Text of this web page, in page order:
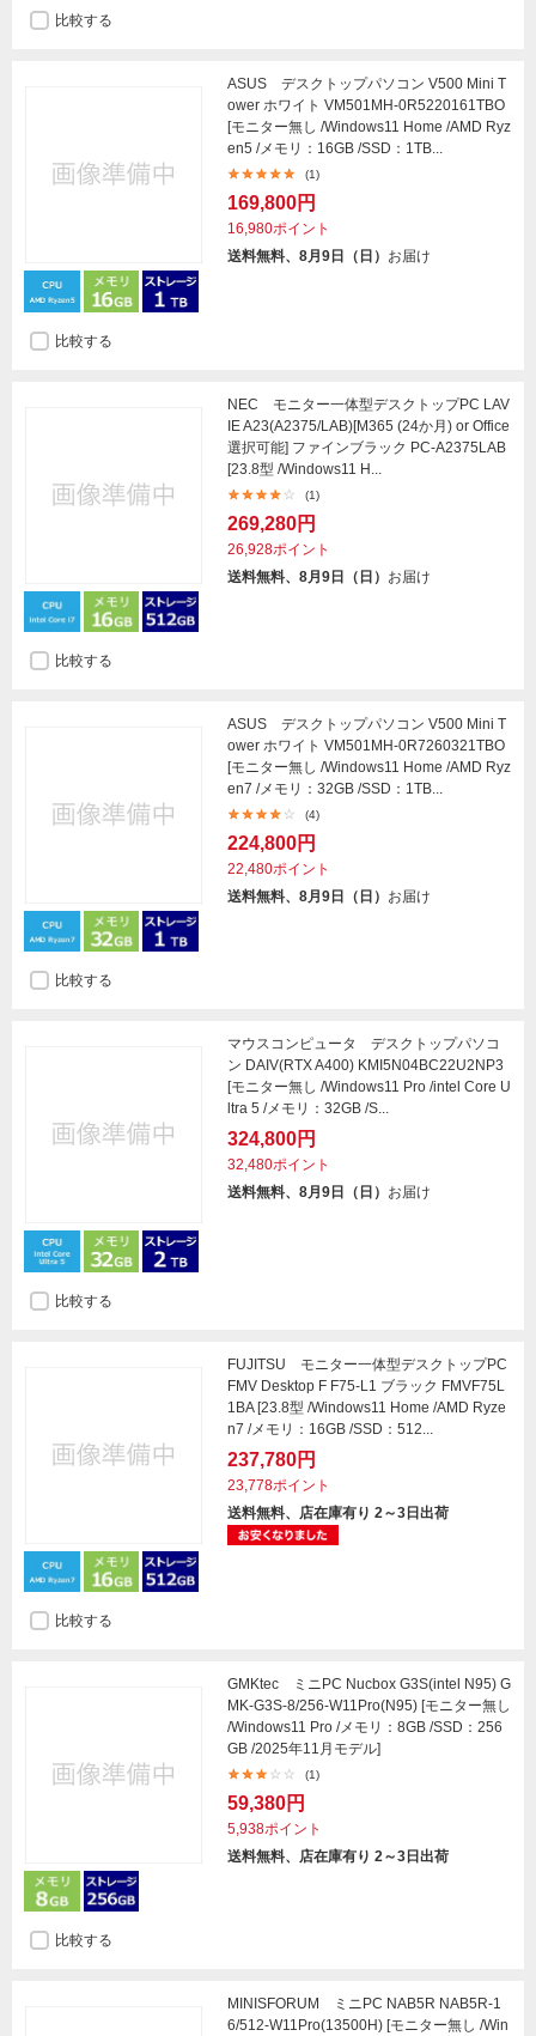
比較する
ASUS デスクトップパソコン V500 Mini T
ower ホワイト VM501MH-0R5220161TBO
[モニター無し /Windows11 Home /AMD Ryz
en5 /メモリ：16GB /SSD：1TB...
(1)
169,800円
16,980ポイント
送料無料、8月9日（日） お届け
比較する
NEC モニター一体型デスクトップPC LAV
IE A23(A2375/LAB)[M365 (24か月) or Office
選択可能] ファインブラック PC-A2375LAB
[23.8型 /Windows11 H...
(1)
269,280円
26,928ポイント
送料無料、8月9日（日） お届け
比較する
ASUS デスクトップパソコン V500 Mini T
ower ホワイト VM501MH-0R7260321TBO
[モニター無し /Windows11 Home /AMD Ryz
en7 /メモリ：32GB /SSD：1TB...
(4)
224,800円
22,480ポイント
送料無料、8月9日（日） お届け
比較する
マウスコンピュータ デスクトップパソコ
ン DAIV(RTX A400) KMI5N04BC22U2NP3
[モニター無し /Windows11 Pro /intel Core U
ltra 5 /メモリ：32GB /S...
324,800円
32,480ポイント
送料無料、8月9日（日） お届け
比較する
FUJITSU モニター一体型デスクトップPC
FMV Desktop F F75-L1 ブラック FMVF75L
1BA [23.8型 /Windows11 Home /AMD Ryze
n7 /メモリ：16GB /SSD：512...
237,780円
23,778ポイント
送料無料、店在庫有り 2～3日出荷
比較する
GMKtec ミニPC Nucbox G3S(intel N95) G
MK-G3S-8/256-W11Pro(N95) [モニター無し
/Windows11 Pro /メモリ：8GB /SSD：256
GB /2025年11月モデル]
(1)
59,380円
5,938ポイント
送料無料、店在庫有り 2～3日出荷
比較する
MINISFORUM ミニPC NAB5R NAB5R-1
6/512-W11Pro(13500H) [モニター無し /Win